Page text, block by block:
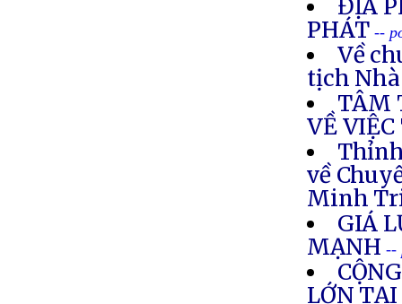
ĐỊA
PHÁT--
Về
tịch
TÂM
VỀ VIỆC
về
Minh
GIÁ
MẠNH --
LỚN